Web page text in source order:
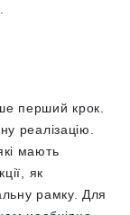
перший крок.
реалізацію.
мають
як
рамку. Для